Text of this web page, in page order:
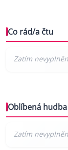
Co rád/a čtu
Oblíbená hudba